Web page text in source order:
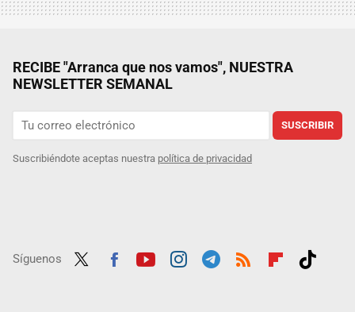
RECIBE "Arranca que nos vamos", NUESTRA
NEWSLETTER SEMANAL
SUSCRIBIR
Suscribiéndote aceptas nuestra política de privacidad
Síguenos